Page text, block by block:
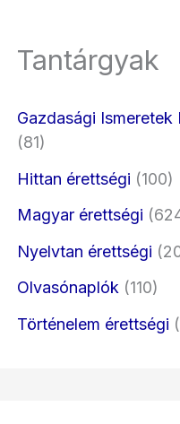
Tantárgyak
Gazdasági Ismeretek
(81)
Hittan érettségi (100)
Magyar érettségi
Nyelvtan érettségi
Olvasónaplók (110)
Történelem érettségi